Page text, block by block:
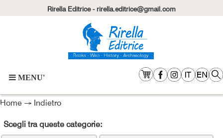
Rirella Editrice - rirella.editrice@gmail.com
MENU'
Home → Indietro
Scegli tra queste categorie: